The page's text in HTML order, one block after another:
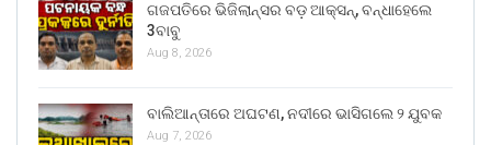
ଗଜପତିରେ ଭିଜିଲାନ୍ସର ବଡ଼ ଆକ୍ସନ୍, ବନ୍ଧାହେଲେ
3ବାବୁ
Aug 8, 2026
ବାଲିଆନ୍ତାରେ ଅଘଟଣ, ନଦୀରେ ଭାସିଗଲେ ୨ ଯୁବକ
Aug 7, 2026